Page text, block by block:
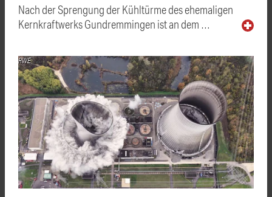
Nach der Sprengung der Kühltürme des ehemaligen
Kernkraftwerks Gundremmingen ist an dem …
RWE